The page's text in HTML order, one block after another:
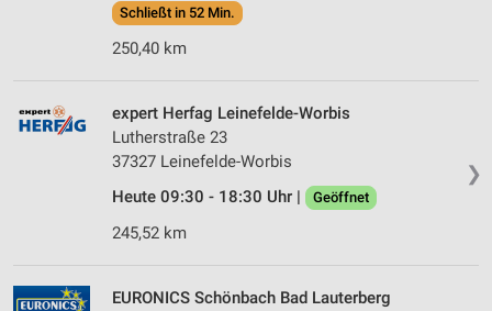
Schließt in 52 Min.
250,40 km
❯
expert Herfag Leinefelde-Worbis
Lutherstraße 23
37327 Leinefelde-Worbis
Heute 09:30 - 18:30 Uhr |
Geöffnet
245,52 km
EURONICS Schönbach Bad Lauterberg
Wir nutzen Ihre Daten für folgende Zwecke:
IAB-Verarbeitungszwecke:
Verwendung reduzierter Daten zur Auswahl von
Werbeanzeigen
Erstellung von Profilen für personalisierte
personalisierter Werbung